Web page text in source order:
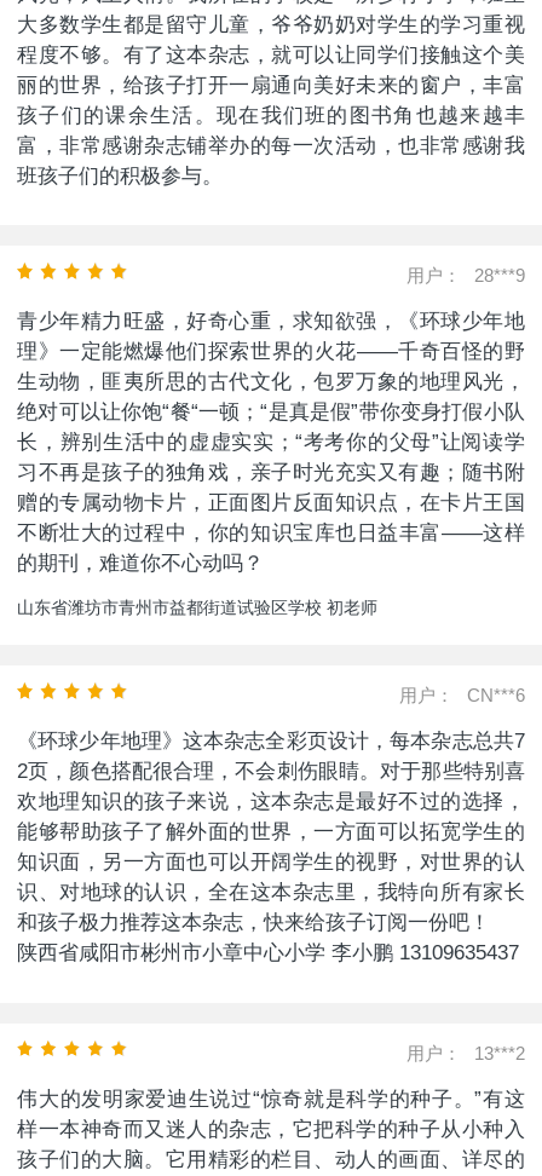
大多数学生都是留守儿童，爷爷奶奶对学生的学习重视
程度不够。有了这本杂志，就可以让同学们接触这个美
丽的世界，给孩子打开一扇通向美好未来的窗户，丰富
孩子们的课余生活。现在我们班的图书角也越来越丰
富，非常感谢杂志铺举办的每一次活动，也非常感谢我
班孩子们的积极参与。
用户： 28***9
青少年精力旺盛，好奇心重，求知欲强，《环球少年地
理》一定能燃爆他们探索世界的火花——千奇百怪的野
生动物，匪夷所思的古代文化，包罗万象的地理风光，
绝对可以让你饱“餐“一顿；“是真是假”带你变身打假小队
长，辨别生活中的虚虚实实；“考考你的父母”让阅读学
习不再是孩子的独角戏，亲子时光充实又有趣；随书附
赠的专属动物卡片，正面图片反面知识点，在卡片王国
不断壮大的过程中，你的知识宝库也日益丰富——这样
的期刊，难道你不心动吗？
山东省潍坊市青州市益都街道试验区学校 初老师
用户： CN***6
《环球少年地理》这本杂志全彩页设计，每本杂志总共7
2页，颜色搭配很合理，不会刺伤眼睛。对于那些特别喜
欢地理知识的孩子来说，这本杂志是最好不过的选择，
能够帮助孩子了解外面的世界，一方面可以拓宽学生的
知识面，另一方面也可以开阔学生的视野，对世界的认
识、对地球的认识，全在这本杂志里，我特向所有家长
和孩子极力推荐这本杂志，快来给孩子订阅一份吧！
陕西省咸阳市彬州市小章中心小学 李小鹏 13109635437
用户： 13***2
伟大的发明家爱迪生说过“惊奇就是科学的种子。”有这
样一本神奇而又迷人的杂志，它把科学的种子从小种入
孩子们的大脑。它用精彩的栏目、动人的画面、详尽的